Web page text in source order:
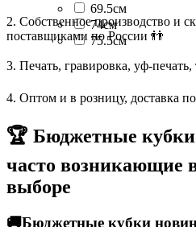
69.5см
74см
75.5см
2. Собственное производство и
поставщиками по России 👬
3. Печать, гравировка, уф-печать,
4. Оптом и в розницу, доставка
🏆 Бюджетные
часто возникающие
выборе
🚚Бюджетные кубки